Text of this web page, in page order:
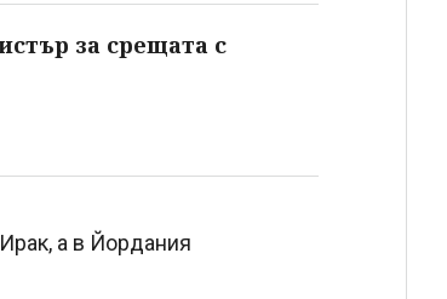
за срещата с
а в Йордания